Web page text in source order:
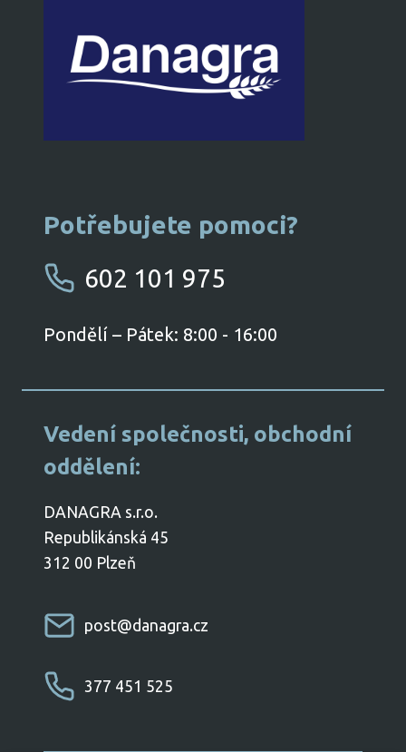
Potřebujete pomoci?
602 101 975
​Pondělí – Pátek: 8:00 - 16:00
​Vedení společnosti, obchodní
oddělení:
DANAGRA s.r.o.
Republikánská 45
312 00 Plzeň
post@danagra.cz
377 451 525